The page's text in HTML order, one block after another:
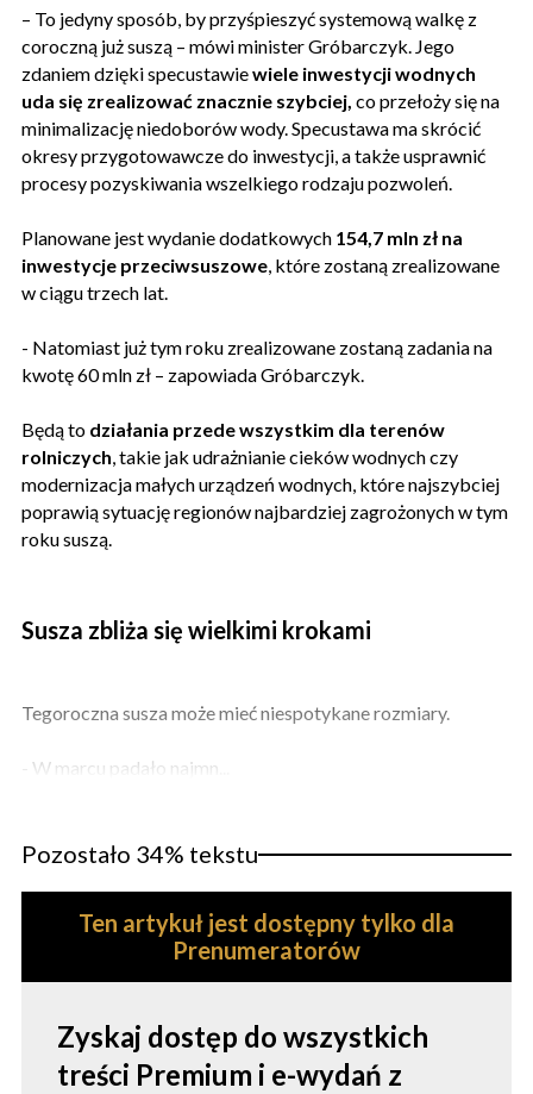
– To jedyny sposób, by przyśpieszyć systemową walkę z
coroczną już suszą – mówi minister Gróbarczyk. Jego
zdaniem dzięki specustawiewiele inwestycji wodnych
uda się zrealizować znacznie szybciej, co przełoży się na
minimalizację niedoborów wody. Specustawa ma skrócić
okresy przygotowawcze do inwestycji, a także usprawnić
procesy pozyskiwania wszelkiego rodzaju pozwoleń.
Planowane jest wydanie dodatkowych 154,7 mln zł na
inwestycje przeciwsuszowe, które zostaną zrealizowane
w ciągu trzech lat.
- Natomiast już tym roku zrealizowane zostaną zadania na
kwotę 60 mln zł – zapowiada Gróbarczyk.
Będą to działania przede wszystkim dla terenów
rolniczych, takie jak udrażnianie cieków wodnych czy
modernizacja małych urządzeń wodnych, które najszybciej
poprawią sytuację regionów najbardziej zagrożonych w tym
roku suszą.
Susza zbliża się wielkimi krokami
Tegoroczna susza może mieć niespotykane rozmiary.
- W marcu padało najmn...
Pozostało 34% tekstu
Ten artykuł jest dostępny tylko dla
Prenumeratorów
Zyskaj dostęp do wszystkich
treści Premium i e-wydań z